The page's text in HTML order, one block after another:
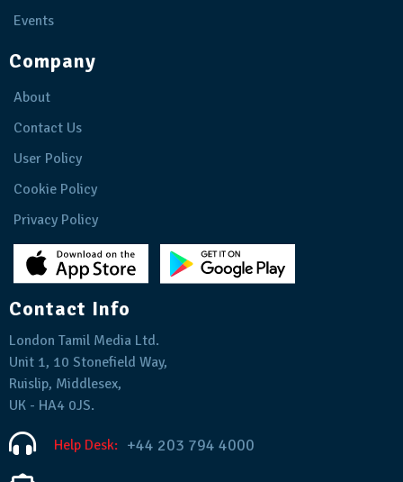
Events
Company
About
Contact Us
User Policy
Cookie Policy
Privacy Policy
Contact Info
London Tamil Media Ltd.
Unit 1, 10 Stonefield Way,
Ruislip, Middlesex,
UK - HA4 0JS.
Help Desk: +44 203 794 4000